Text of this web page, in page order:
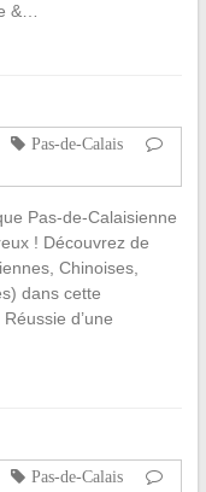
&…
Pas-de-Calais
Pas-de-Calaisienne
! Découvrez de
Chinoises,
dans cette
d’une
Pas-de-Calais